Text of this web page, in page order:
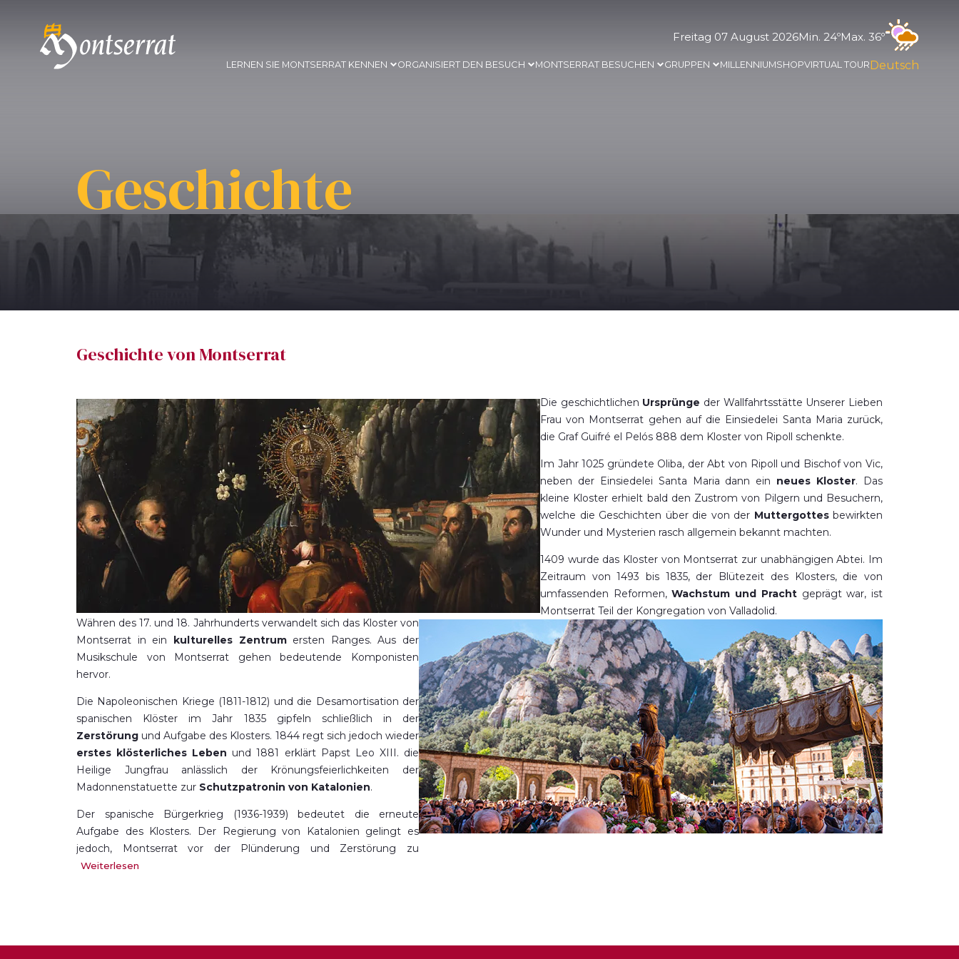
Freitag 07 August 2026Min. 24ºMax. 36º
LERNEN SIE MONTSERRAT KENNEN ORGANISIERT DEN BESUCH MONTSERRAT BESUCHEN GRUPPEN MILLENNIUMSHOPVIRTUAL TOUR Deutsch
Geschichte
Geschichte von Montserrat
Die geschichtlichen Ursprünge der Wallfahrtsstätte Unserer Lieben
Frau von Montserrat gehen auf die Einsiedelei Santa Maria zurück,
die Graf Guifré el Pelós 888 dem Kloster von Ripoll schenkte.
Im Jahr 1025 gründete Oliba, der Abt von Ripoll und Bischof von Vic,
neben der Einsiedelei Santa Maria dann ein neues Kloster. Das
kleine Kloster erhielt bald den Zustrom von Pilgern und Besuchern,
welche die Geschichten über die von der Muttergottesbewirkten
Wunder und Mysterien rasch allgemein bekannt machten.
1409 wurde das Kloster von Montserrat zur unabhängigen Abtei. Im
Zeitraum von 1493 bis 1835, der Blütezeit des Klosters, die von
umfassenden Reformen,Wachstum und Prachtgeprägt war, ist
Montserrat Teil der Kongregation von Valladolid.
Währen des 17. und 18. Jahrhunderts verwandelt sich das Kloster von
Montserrat in ein kulturelles Zentrumersten Ranges. Aus der
Musikschule von Montserrat gehen bedeutende Komponisten
hervor.
Die Napoleonischen Kriege (1811-1812) und die Desamortisation der
spanischen Klöster im Jahr 1835 gipfeln schließlich in der
Zerstörung und Aufgabe des Klosters. 1844 regt sich jedoch wieder
erstes klösterliches Leben und 1881 erklärt Papst Leo XIII. die
Heilige Jungfrau anlässlich der Krönungsfeierlichkeiten der
Madonnenstatuette zur Schutzpatronin von Katalonien.
Der spanische Bürgerkrieg (1936-1939) bedeutet die erneute
Aufgabe des Klosters. Der Regierung von Katalonien gelingt es
jedoch, Montserrat vor der Plünderung und Zerstörung zu
bewahren.
Weiterlesen